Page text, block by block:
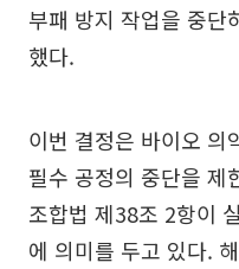
부패 방지 작업을 중단
했다.
이번 결정은 바이오 의
필수 공정의 중단을 제
조합법 제38조 2항이
에 의미를 두고 있다.